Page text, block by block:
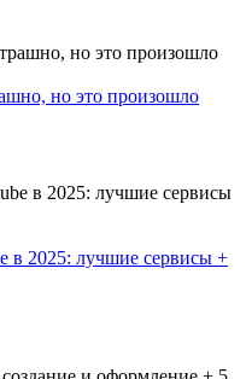
но это произошло
в 2025: лучшие сервисы +